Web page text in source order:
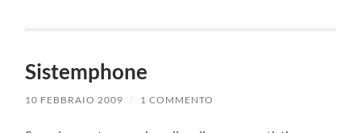
Sistemphone
10 FEBBRAIO 2009 / 1 COMMENTO